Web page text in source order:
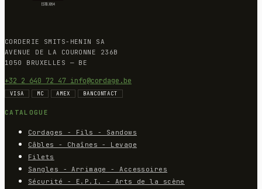
CORDERIE SMITS-HENIN SA
AVENUE DE LA COURONNE 236B
1050 BRUXELLES — BE
+32 2 640 72 47 info@cordage.be
VISA MC AMEX BANCONTACT
CATALOGUE
Cordages - Fils - Sandows
Câbles - Chaînes - Levage
Filets
Sangles - Arrimage - Accessoires
Sécurité - E.P.I. - Arts de la scène